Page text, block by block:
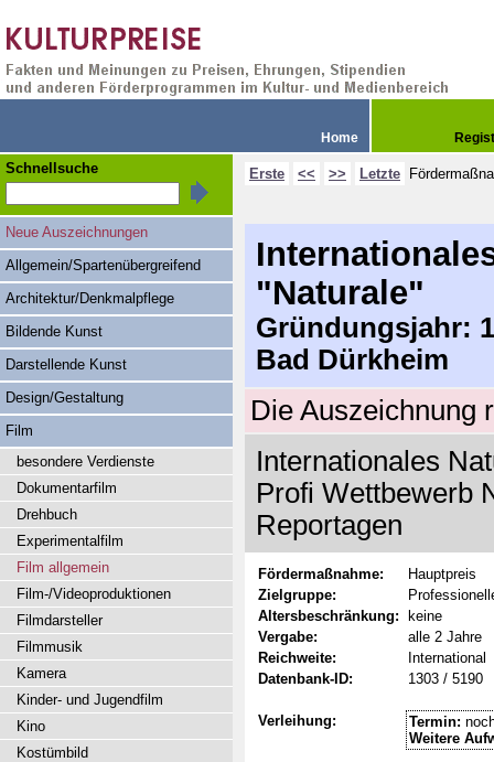
Home
Erste << >> Letzte
"Naturale"
Gründungsjahr:
Bad Dürkheim
Die Auszeichnung
Internationales
Profi Wettbewerb
Reportagen
Fördermaßnahme:
Hauptpreis
Zielgruppe:
Altersbeschränkung:
keine
Vergabe:
alle 2 Jahre
Reichweite:
International
Datenbank-ID:
1303 / 5190
Verleihung: Termin:
Weitere
Schnellsuche
Neue Auszeichnungen
Allgemein/Spartenübergreifend
Architektur/Denkmalpflege
Bildende Kunst
Darstellende Kunst
Design/Gestaltung
Film
besondere Verdienste
Dokumentarfilm
Drehbuch
Experimentalfilm
Film allgemein
Film-/Videoproduktionen
Filmdarsteller
Filmmusik
Kamera
Kinder- und Jugendfilm
Kino
Kostümbild